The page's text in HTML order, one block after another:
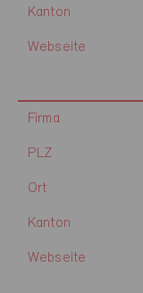
Kanton
Webseite
Firma
PLZ
Ort
Kanton
Webseite